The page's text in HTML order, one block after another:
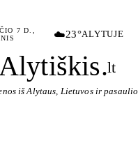
☁️23°ALYTUJE
Alytiškis.lt
iš Alytaus, Lietuvos ir pasaulio